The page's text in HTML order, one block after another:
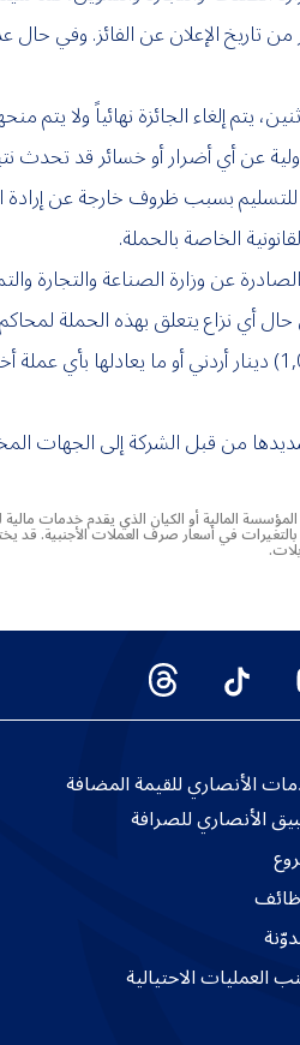
تاريخ الإعلان عن الفائز. وفي
يتم إلغاء الجائزة نهائياً ولا يتم
عن أي أضرار أو خسائر قد تحدث
للتسليم بسبب ظروف خارجة عن
الخاصة بالحملة.
عن وزارة الصناعة والتجارة
أي نزاع يتعلق بهذه الحملة
من قبل الشركة إلى الجهات
المالية أو الكيان الذي يقدم خدمات
في أسعار صرف العملات الأجنبية.
.
الأنصاري للقيمة المضافة
الأنصاري للصرافة
العمليات الاحتيالية